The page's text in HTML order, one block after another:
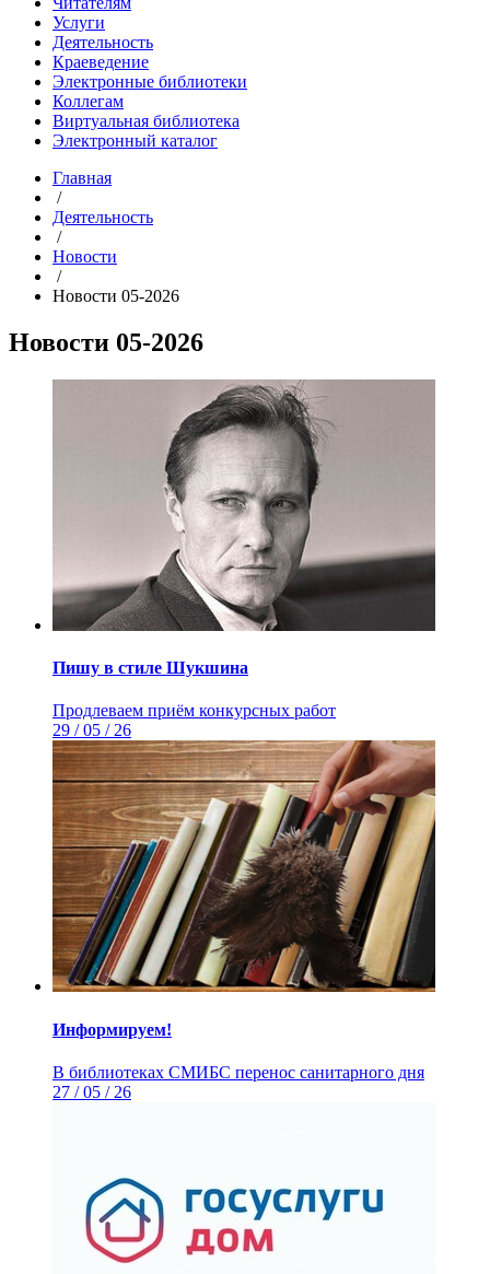
Услуги
Деятельность
Краеведение
Электронные библиотеки
Коллегам
Виртуальная библиотека
Электронный каталог
Главная
/
Деятельность
/
Новости
/
Новости 05-2026
Новости 05-2026
Пишу в стиле Шукшина
Продлеваем приём конкурсных работ
29 / 05 / 26
Информируем!
В библиотеках СМИБС перенос санитарного дня
27 / 05 / 26